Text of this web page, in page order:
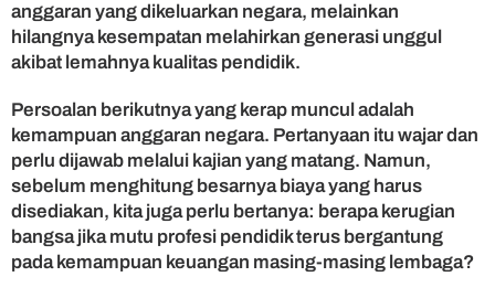
anggaran yang dikeluarkan negara, melainkan
hilangnya kesempatan melahirkan generasi unggul
akibat lemahnya kualitas pendidik.
Persoalan berikutnya yang kerap muncul adalah
kemampuan anggaran negara. Pertanyaan itu wajar dan
perlu dijawab melalui kajian yang matang. Namun,
sebelum menghitung besarnya biaya yang harus
disediakan, kita juga perlu bertanya: berapa kerugian
bangsa jika mutu profesi pendidik terus bergantung
pada kemampuan keuangan masing-masing lembaga?